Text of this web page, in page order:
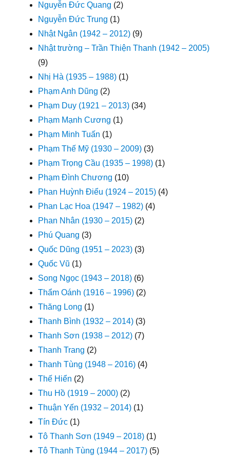
Nguyễn Đức Quang (2)
Nguyễn Đức Trung (1)
Nhật Ngân (1942 – 2012) (9)
Nhật trường – Trần Thiện Thanh (1942 – 2005)
(9)
Nhị Hà (1935 – 1988) (1)
Phạm Anh Dũng (2)
Phạm Duy (1921 – 2013) (34)
Phạm Mạnh Cương (1)
Phạm Minh Tuấn (1)
Phạm Thế Mỹ (1930 – 2009) (3)
Phạm Trọng Cầu (1935 – 1998) (1)
Phạm Đình Chương (10)
Phan Huỳnh Điểu (1924 – 2015) (4)
Phan Lạc Hoa (1947 – 1982) (4)
Phan Nhân (1930 – 2015) (2)
Phú Quang (3)
Quốc Dũng (1951 – 2023) (3)
Quốc Vũ (1)
Song Ngọc (1943 – 2018) (6)
Thẩm Oánh (1916 – 1996) (2)
Thăng Long (1)
Thanh Bình (1932 – 2014) (3)
Thanh Sơn (1938 – 2012) (7)
Thanh Trang (2)
Thanh Tùng (1948 – 2016) (4)
Thế Hiển (2)
Thu Hồ (1919 – 2000) (2)
Thuận Yến (1932 – 2014) (1)
Tín Đức (1)
Tô Thanh Sơn (1949 – 2018) (1)
Tô Thanh Tùng (1944 – 2017) (5)